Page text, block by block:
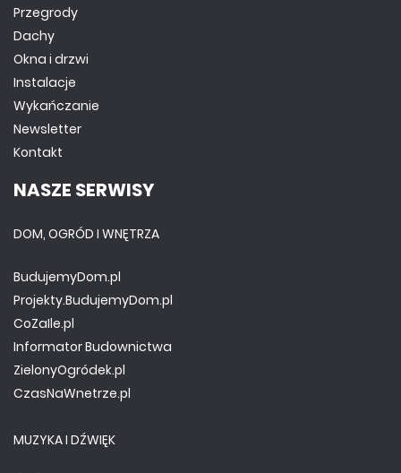
Przegrody
Dachy
Okna i drzwi
Instalacje
Wykańczanie
Newsletter
Kontakt
NASZE SERWISY
DOM, OGRÓD I WNĘTRZA
BudujemyDom.pl
Projekty.BudujemyDom.pl
CoZaIle.pl
Informator Budownictwa
ZielonyOgródek.pl
CzasNaWnetrze.pl
MUZYKA I DŹWIĘK